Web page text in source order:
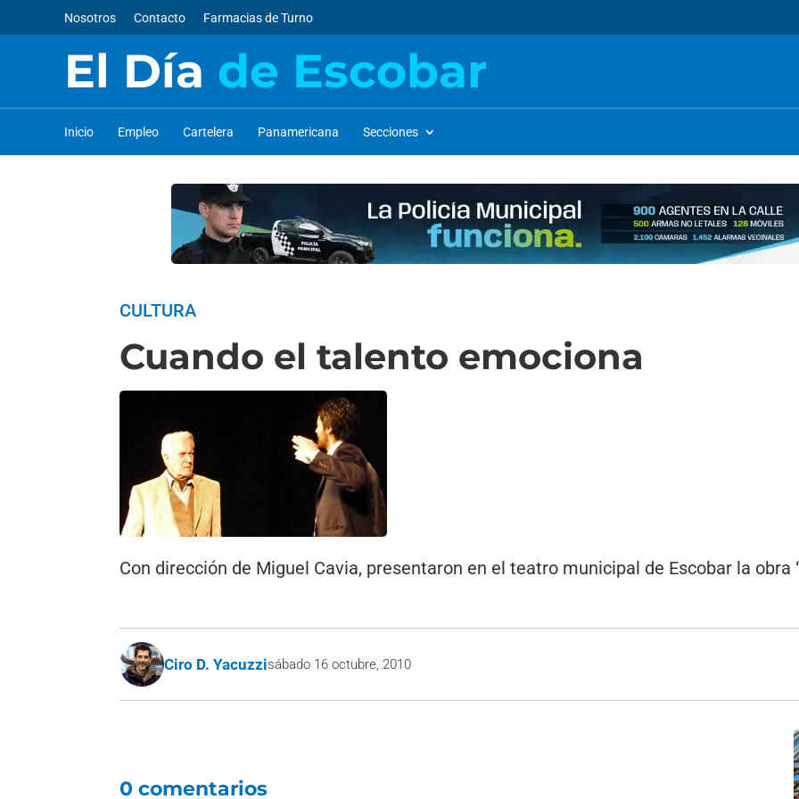
Nosotros Contacto Farmacias de Turno
El Día de Escobar
Inicio Empleo Cartelera Panamericana Secciones
CULTURA
Cuando el talento emociona
Con dirección de Miguel Cavia, presentaron en el teatro municipal de Escobar la obra
Ciro D. Yacuzzisábado 16 octubre, 2010
0 comentarios